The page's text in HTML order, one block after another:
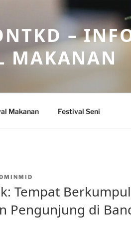
–
MAKANAN
Makanan Festival Seni
Tempat
Pengunjung di